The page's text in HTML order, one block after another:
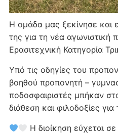
Η ομάδα μας ξεκίνησε και
της για τη νέα αγωνιστική
Ερασιτεχνική Κατηγορία
Υπό τις οδηγίες του
βοηθού προπονητή –
ποδοσφαιριστές μπήκαν
διάθεση και φιλοδοξίες
Η διοίκηση εύχεται